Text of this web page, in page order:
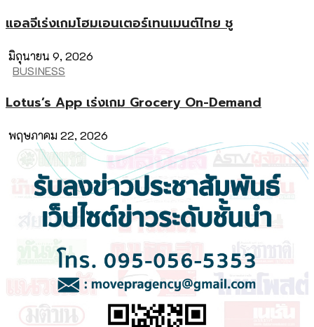
แอลจีเร่งเกมโฮมเอนเตอร์เทนเมนต์ไทย ชู
มิถุนายน 9, 2026
BUSINESS
Lotus’s App เร่งเกม Grocery On-Demand
พฤษภาคม 22, 2026